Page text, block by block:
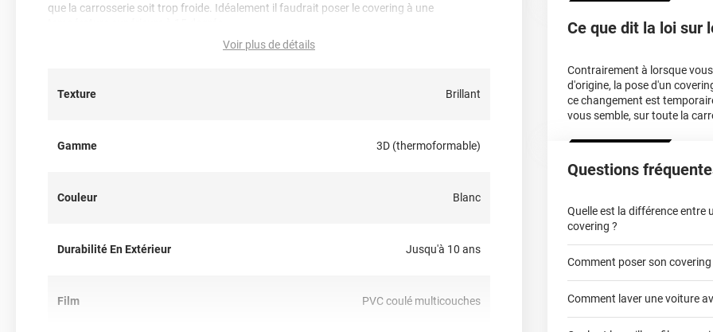
que la carrosserie soit trop froide. Idéalement il faudrait poser le covering à une
Nettoyage : les produits utilisés pour le nettoyage et l'entretien du covering, doivent être
de glycol, ni détergents nuisibles...
il est conseillé dans la pose de covering sur tout type de surface, planes à très courbées ! Il
Voir plus de détails
Texture Brillant
Gamme 3D (thermoformable)
Couleur Blanc
Durabilité En Extérieur Jusqu'à 10 ans
Film PVC coulé multicouches
Ce que dit la loi sur
Contrairement à lorsque
d'origine, la pose d'un
ce changement est
vous semble, sur toute la
Questions
Quelle est la différence entre
covering ?
covering 2D
Comment poser son covering
Comment laver une voiture